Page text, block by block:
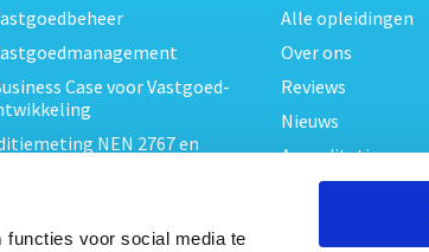
functies voor social media te
Case voor Vastgoed-
NEN 2767 en
Basis Woningen
Alle opleidingen
Over ons
Reviews
Nieuws
Accreditaties